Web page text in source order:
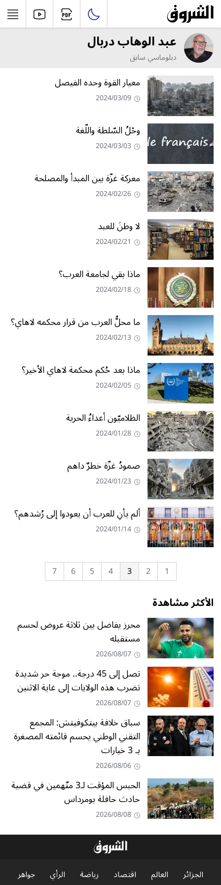
عبد الوهاب دربال
دبلوماسي سابق
معيار القوة وحده الفيصل
2024/03/09
وحْلُ السّلطة واللّغة
2024/03/03
معركة غزّة بين المبدأ والمصلحة
2024/02/26
لا وطنَ للعبد
2024/02/21
ماذا بقي لجامعة العرب؟
2024/02/18
ما محلُّ العرب من قرار محكمه لاهاي؟
2024/02/13
ماذا بعد حُكم محكمة لاهاي الأخير؟
2024/02/05
الظلاميّون أعداءُ الحرية
2024/01/28
صمودُ غزّة خطرٌ داهم
2024/01/23
ألم يأنِ للعرب أن يعودوا إلى رُشدهم؟
2024/01/14
1
2
3
4
5
6
7
الأكثر مشاهدة
محرز يفاضل بين ثلاثة عروض لحسم
مستقبله
2026/08/07
تصل إلى 45 درجة.. موجة حر شديدة
تضرب هذه الولايات إلى غاية الاثنين
2026/08/07
سباق خلافة بيتكوفيتش: المجمع
التقني الوطني يحسم قائمته المصغرة
بـ 3 خيارات
2026/08/06
الحبس المؤقت لـ3 متّهمين في قضية
حادث حافلة بومرداس
2026/08/08
الجزائر العالم اقتصاد رياضة الرأي جواهر